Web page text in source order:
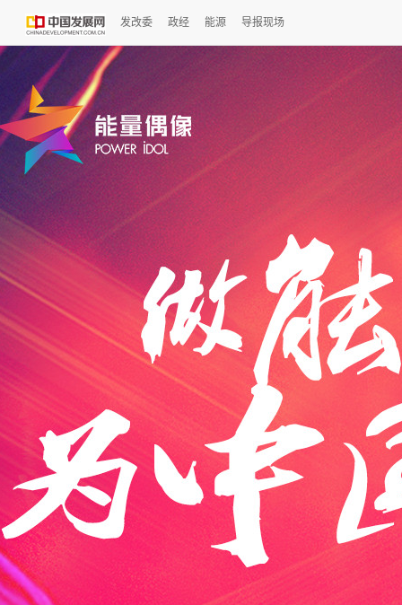
发改委 政经 能源 导报现场